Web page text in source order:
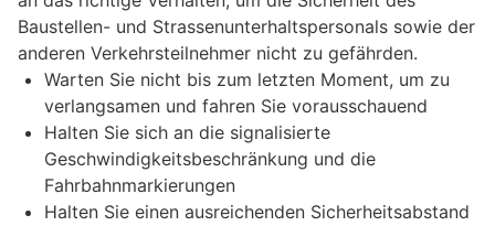
Baustellen- und Strassenunterhaltspersonals sowie der
anderen Verkehrsteilnehmer nicht zu gefährden.
Warten Sie nicht bis zum letzten Moment, um zu
verlangsamen und fahren Sie vorausschauend
Halten Sie sich an die signalisierte
Geschwindigkeitsbeschränkung und die
Fahrbahnmarkierungen
Halten Sie einen ausreichenden Sicherheitsabstand